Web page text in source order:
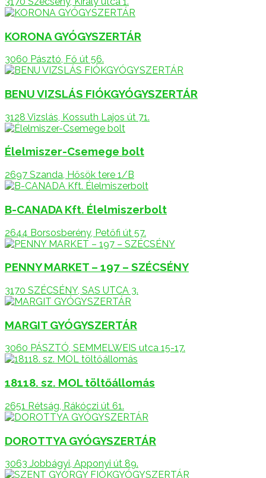
KORONA GYÓGYSZERTÁR
3060 Pásztó, Fő út 56.
BENU VIZSLÁS FIÓKGYÓGYSZERTÁR
3128 Vizslás, Kossuth Lajos út 71.
Élelmiszer-Csemege bolt
2697 Szanda, Hősök tere 1/B
B-CANADA Kft. Élelmiszerbolt
2644 Borsosberény, Petőfi út 57.
PENNY MARKET – 197 – SZÉCSÉNY
3170 SZÉCSÉNY, SAS UTCA 3.
MARGIT GYÓGYSZERTÁR
3060 PÁSZTÓ, SEMMELWEIS utca 15-17.
18118. sz. MOL töltőállomás
2651 Rétság, Rákóczi út 61.
DOROTTYA GYÓGYSZERTÁR
3063 Jobbágyi, Apponyi út 89.